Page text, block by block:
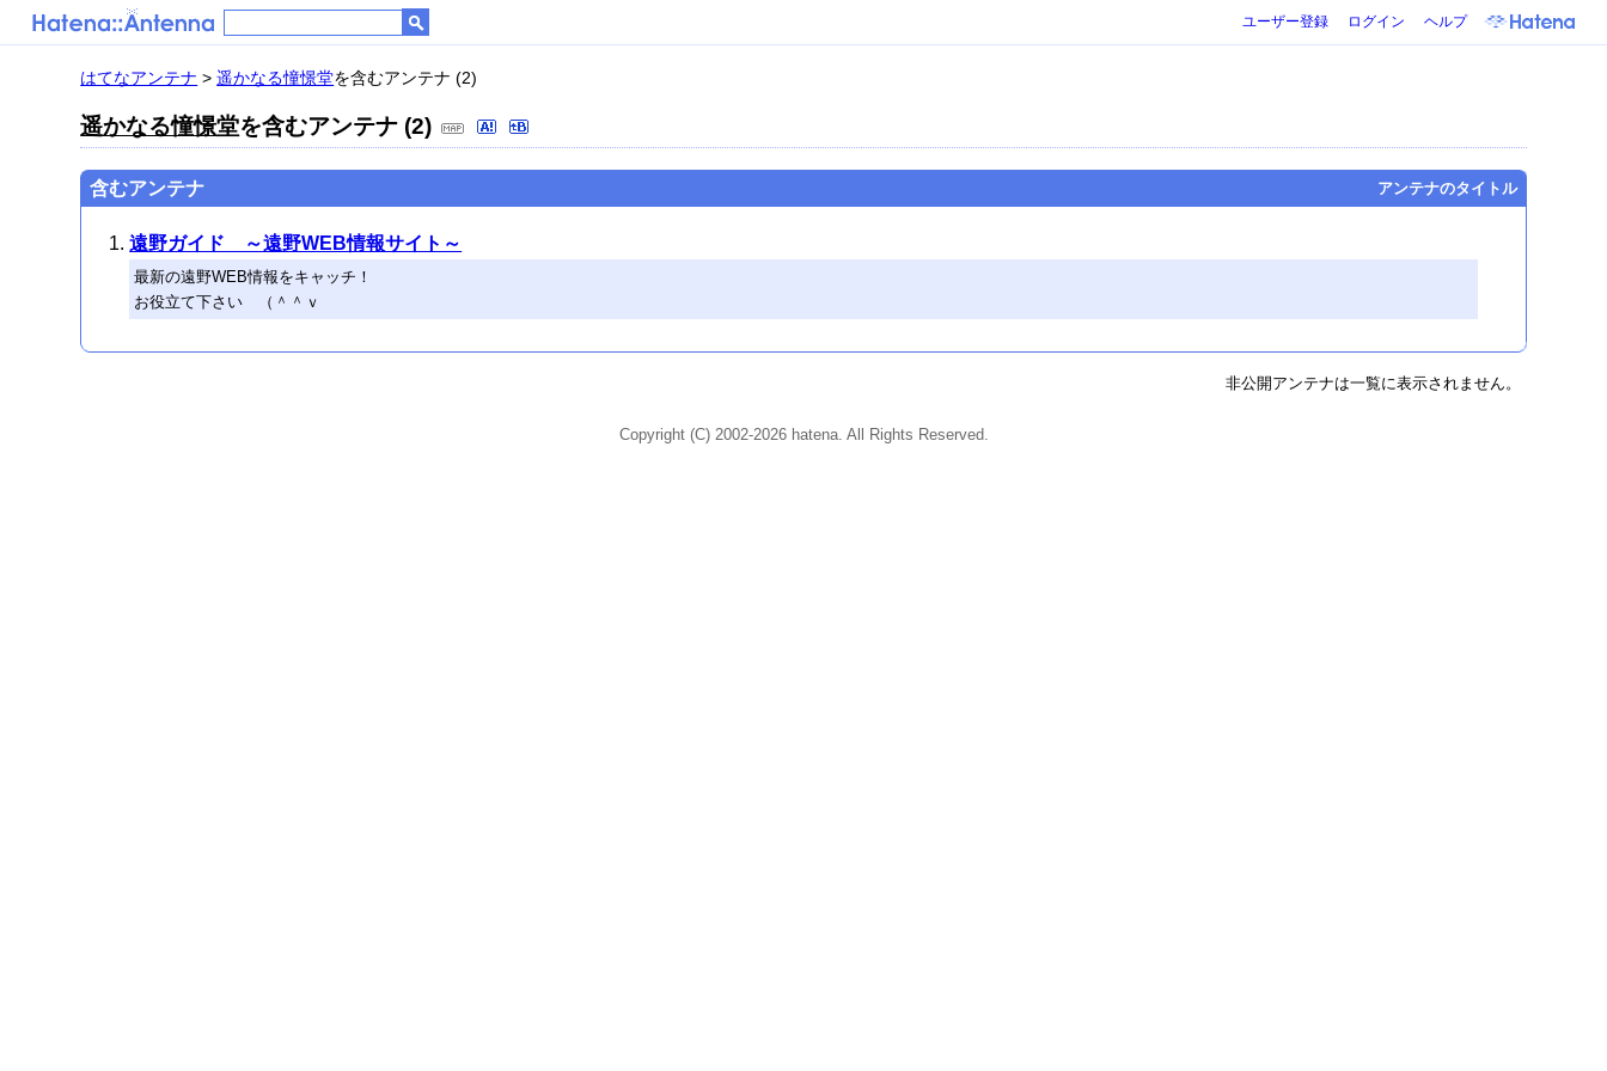
ユーザー登録 ログイン ヘルプ
はてなアンテナ >遥かなる憧憬堂を含むアンテナ (2)
遥かなる憧憬堂を含むアンテナ (2)
含むアンテナ アンテナのタイトル
遠野ガイド ～遠野WEB情報サイト～
最新の遠野WEB情報をキャッチ！
お役立て下さい （＾＾ｖ
非公開アンテナは一覧に表示されません。
Copyright (C) 2002-2026 hatena. All Rights Reserved.